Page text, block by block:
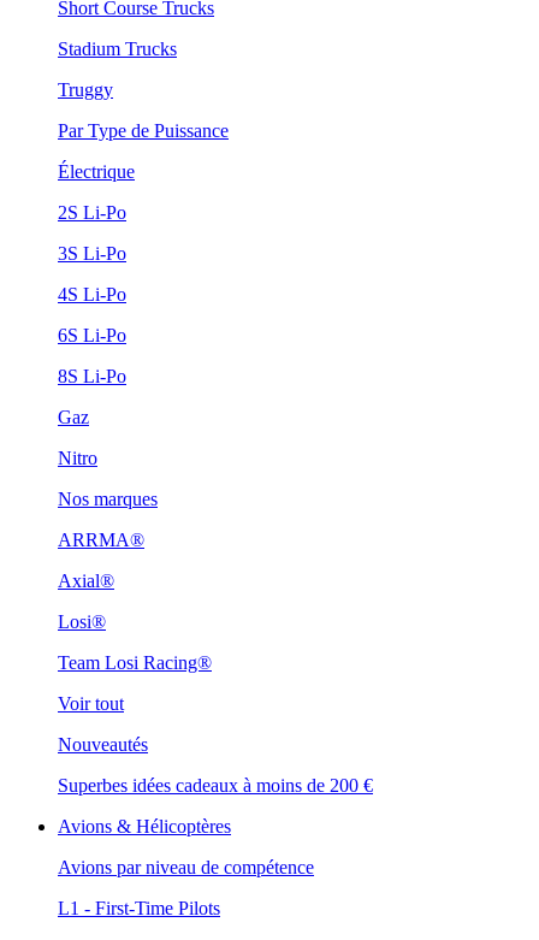
Short Course Trucks
Stadium Trucks
Truggy
Par Type de Puissance
Électrique
2S Li-Po
3S Li-Po
4S Li-Po
6S Li-Po
8S Li-Po
Gaz
Nitro
Nos marques
ARRMA®
Axial®
Losi®
Team Losi Racing®
Voir tout
Nouveautés
Superbes idées cadeaux à moins de 200 €
Avions & Hélicoptères
Avions par niveau de compétence
L1 - First-Time Pilots